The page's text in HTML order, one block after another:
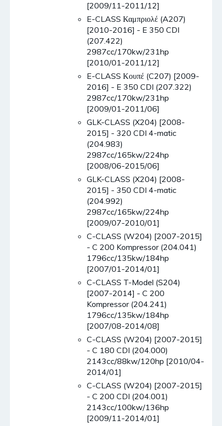
[2009/11-2011/12]
E-CLASS Καμπριολέ (A207)
[2010-2016] - E 350 CDI
(207.422)
2987cc/170kw/231hp
[2010/01-2011/12]
E-CLASS Κουπέ (C207) [2009-
2016] - E 350 CDI (207.322)
2987cc/170kw/231hp
[2009/01-2011/06]
GLK-CLASS (X204) [2008-
2015] - 320 CDI 4-matic
(204.983)
2987cc/165kw/224hp
[2008/06-2015/06]
GLK-CLASS (X204) [2008-
2015] - 350 CDI 4-matic
(204.992)
2987cc/165kw/224hp
[2009/07-2010/01]
C-CLASS (W204) [2007-2015]
- C 200 Kompressor (204.041)
1796cc/135kw/184hp
[2007/01-2014/01]
C-CLASS T-Model (S204)
[2007-2014] - C 200
Kompressor (204.241)
1796cc/135kw/184hp
[2007/08-2014/08]
C-CLASS (W204) [2007-2015]
- C 180 CDI (204.000)
2143cc/88kw/120hp [2010/04-
2014/01]
C-CLASS (W204) [2007-2015]
- C 200 CDI (204.001)
2143cc/100kw/136hp
[2009/11-2014/01]